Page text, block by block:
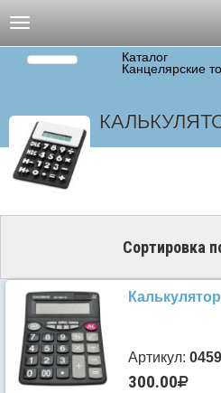
Навигация
Каталог
Канцелярские
Сортировка
Артикул:
300.00